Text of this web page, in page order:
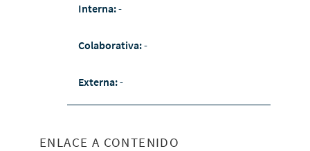
Interna:-
Colaborativa:-
Externa:-
ENLACE A CONTENIDO